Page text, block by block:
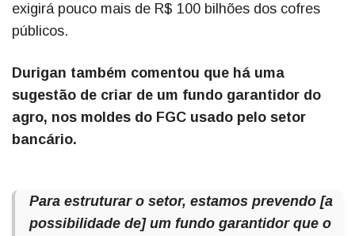
exigirá pouco mais de R$ 100 bilhões dos cofres
públicos.
Durigan também comentou que há uma
sugestão de criar de um fundo garantidor do
agro, nos moldes do FGC usado pelo setor
bancário.
Para estruturar o setor, estamos prevendo [a
possibilidade de] um fundo garantidor que o